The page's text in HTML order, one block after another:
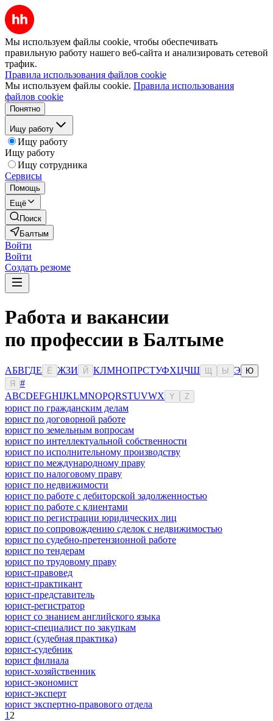
Мы используем файлы cookie, чтобы обеспечивать
правильную работу нашего веб-сайта и анализировать сетевой
трафик.
Правила использования файлов cookie
Мы используем файлы cookie. Правила использования
файлов cookie
Понятно
Ищу работу
Ищу работу
Ищу работу
Ищу сотрудника
Сервисы
Помощь
Ещё
Поиск
Балтым
Войти
Войти
Создать резюме
Работа и вакансии
по профессии в Балтыме
АБВГДЕ Ё ЖЗИ Й КЛМНОПРСТУФХЦЧШ Ы Э
Ю
Я
#
ABCDEFGHIJKLMNOPQRSTUVWX Y Z
юрист по гражданским делам
юрист по договорной работе
юрист по земельным вопросам
юрист по интеллектуальной собственности
юрист по исполнительному производству
юрист по международному праву
юрист по налоговому праву
юрист по недвижимости
юрист по работе с дебиторской задолженностью
юрист по работе с клиентами
юрист по регистрации юридических лиц
юрист по сопровождению сделок с недвижимостью
юрист по судебно-претензионной работе
юрист по тендерам
юрист по трудовому праву
юрист-правовед
юрист-практикант
юрист-представитель
юрист-регистратор
юрист со знанием английского языка
юрист-специалист по закупкам
юрист (судебная практика)
юрист-судебник
юрист филиала
юрист-хозяйственник
юрист-экономист
юрист-эксперт
юрист экспертно-правового отдела
1 2